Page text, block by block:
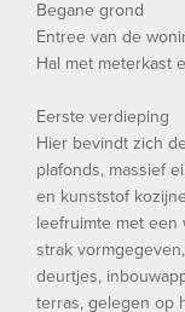
Begane grond
Entree van de
Hal met meterkast
Eerste verdieping
Hier bevindt zich
plafonds, massief
en kunststof
leefruimte met
strak
deurtjes,
terras, gelegen op